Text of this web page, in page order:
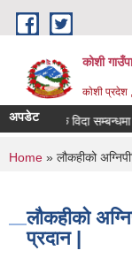
Skip to main content
कोशी
काेशी प्रदेश
अपडेटशोक विदा सम्बन्धमा !!!
You are
Home » लौकहीको
लौकहीको
प्रदान |